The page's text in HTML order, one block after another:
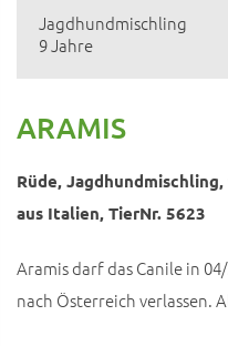
Jagdhundmischling
9 Jahre
ARAMIS
Rüde,
aus Italien, TierNr. 5623
Aramis darf das Canile in
nach Österreich verlassen.